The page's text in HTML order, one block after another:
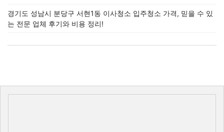
경기도 성남시 분당구 서현1동 이사청소 입주청소 가격, 믿을 수 있
는 전문 업체 후기와 비용 정리!